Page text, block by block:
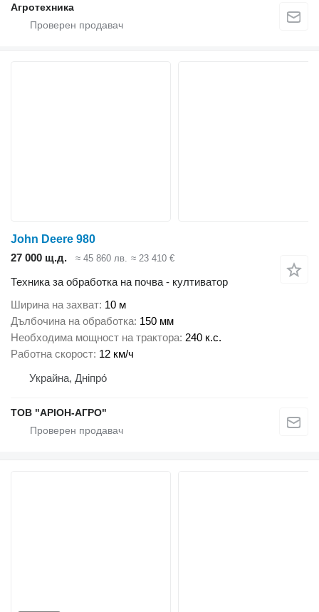
Агротехника
John Deere 980
27 000 щ.д.
≈ 45 860 лв. ≈ 23 410 €
Техника за обработка на почва - култиватор
Ширина на захват 10 м
Дълбочина на обработка 150 мм
Необходима мощност на трактора 240 к.с.
Работна скорост 12 км/ч
Украйна, Дніпро́
ТОВ "АРІОН-АГРО"